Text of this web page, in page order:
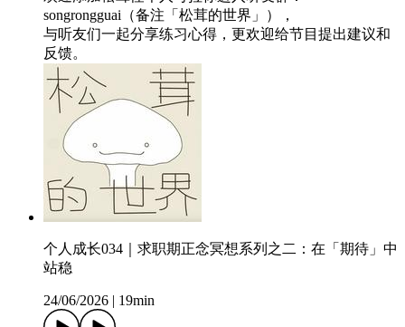
songrongguai（备注「松茸的世界」），
与听友们一起分享练习心得，更欢迎给节目提出建议和
反馈。
个人成长034｜求职期正念冥想系列之二：在「期待」中
站稳
24/06/2026 19min